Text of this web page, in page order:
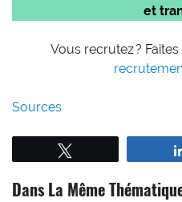
et
Vous recrutez ?
Sources
Dans La Même